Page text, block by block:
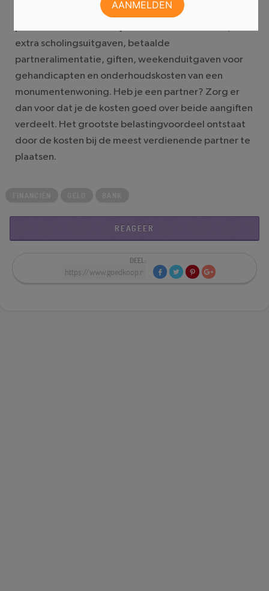
dus zelf van welke extra aftrekposten jij kunt
extra scholingsuitgaven, betaalde
partneralimentatie, giften, weekenduitgaven voor
gehandicapten en onderhoudskosten van een
monumentenwoning. Heb je een partner? Zorg er
dan voor dat je de kosten goed over beide aangiften
verdeelt. Het grootste belastingvoordeel ontstaat
door de kosten bij de meest verdienende partner te
plaatsen.
REAGEER
DEEL: